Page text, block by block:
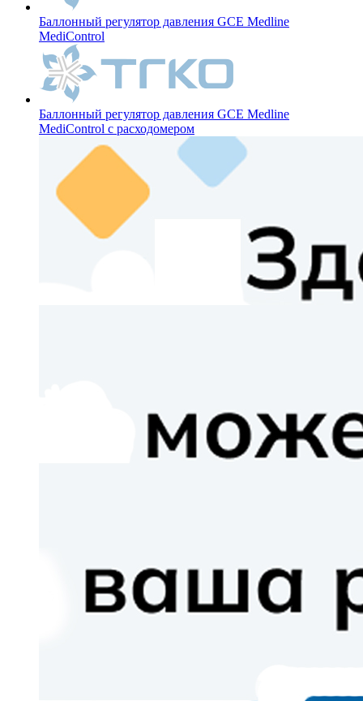
Баллонный регулятор давления GCE Medline
MediControl
Баллонный регулятор давления GCE Medline
MediControl с расходомером